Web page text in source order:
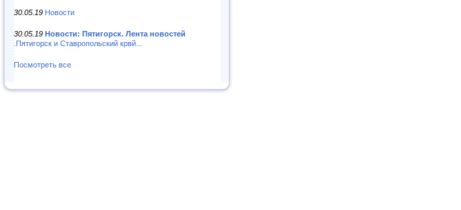
30.05.19 Новости
30.05.19 Новости: Пятигорск. Лента новостей
.Пятигорск и Ставропольский крвй...
Посмотреть все